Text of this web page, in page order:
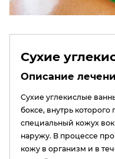
Сухие
Описание
Сухие углекислые
боксе, внутрь которого
специальный кожух
наружу. В процессе
кожу в организм и в